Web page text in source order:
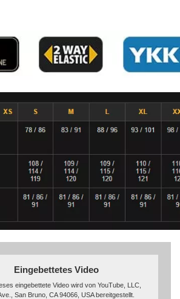
Eingebettetes Video
eingebettete Video wird von YouTube, LLC,
San Bruno, CA 94066, USA bereitgestellt.